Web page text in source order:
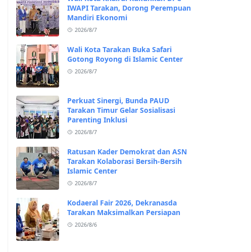
IWAPI Tarakan, Dorong Perempuan
Mandiri Ekonomi
2026/8/7
Wali Kota Tarakan Buka Safari
Gotong Royong di Islamic Center
2026/8/7
Perkuat Sinergi, Bunda PAUD
Tarakan Timur Gelar Sosialisasi
Parenting Inklusi
2026/8/7
Ratusan Kader Demokrat dan ASN
Tarakan Kolaborasi Bersih-Bersih
Islamic Center
2026/8/7
Kodaeral Fair 2026, Dekranasda
Tarakan Maksimalkan Persiapan
2026/8/6